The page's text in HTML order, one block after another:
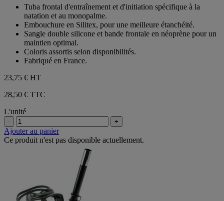
étoiles.
Tuba frontal d'entraînement et d'initiation spécifique à la
natation et au monopalme.
Embouchure en Silitex, pour une meilleure étanchéité.
Sangle double silicone et bande frontale en néoprène pour un
maintien optimal.
Coloris assortis selon disponibilités.
Fabriqué en France.
23,75 € HT
28,50 € TTC
L'unité
- +
Ajouter au panier
Ce produit n'est pas disponible actuellement.